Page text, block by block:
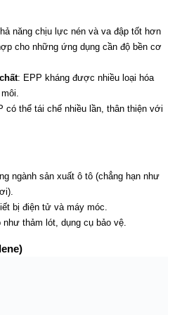
năng chịu lực nén và va đập tốt hơn
cho những ứng dụng cần độ bền cơ
: EPP kháng được nhiều loại hóa
có thể tái chế nhiều lần, thân thiện với
ngành sản xuất ô tô (chẳng hạn như
bị điện tử và máy móc.
thảm lót, dụng cụ bảo vệ.